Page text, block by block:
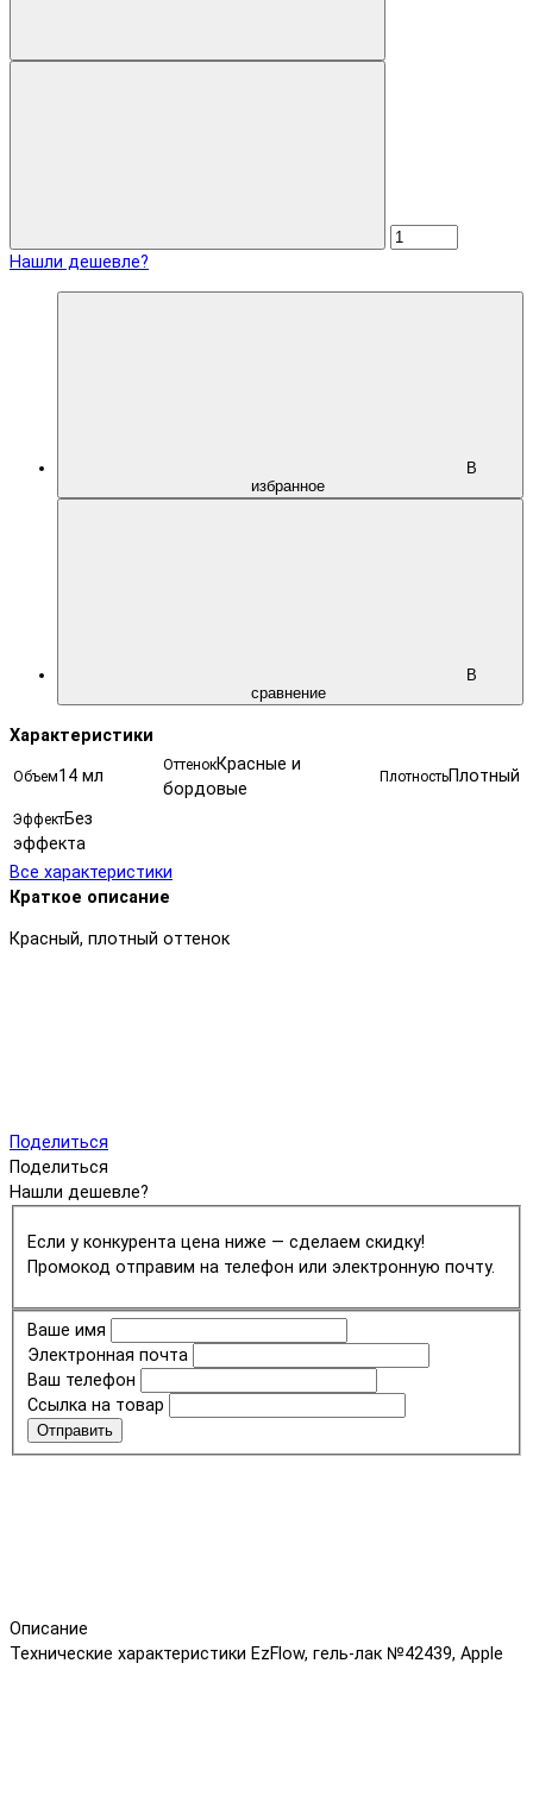
Нашли дешевле?
В
избранное
В
сравнение
Характеристики
Объем14 мл
ОттенокКрасные и
бордовые
ПлотностьПлотный
ЭффектБез
эффекта
Все характеристики
Краткое описание
Красный, плотный оттенок
Поделиться
Поделиться
Нашли дешевле?
Если у конкурента цена ниже — сделаем скидку!
Промокод отправим на телефон или электронную почту.
Ваше имя
Электронная почта
Ваш телефон
Ссылка на товар
Отправить
Описание
Технические характеристики EzFlow, гель-лак №42439, Apple